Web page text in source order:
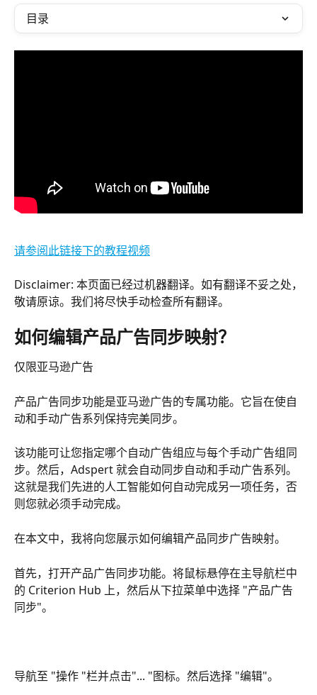
目录
请参阅此链接下的教程视频
Disclaimer: 本页面已经过机器翻译。如有翻译不妥之处，
敬请原谅。我们将尽快手动检查所有翻译。
如何编辑产品广告同步映射？
仅限亚马逊广告
产品广告同步功能是亚马逊广告的专属功能。它旨在使自
动和手动广告系列保持完美同步。
该功能可让您指定哪个自动广告组应与每个手动广告组同
步。然后，Adspert 就会自动同步自动和手动广告系列。
这就是我们先进的人工智能如何自动完成另一项任务，否
则您就必须手动完成。
在本文中，我将向您展示如何编辑产品同步广告映射。
首先，打开产品广告同步功能。将鼠标悬停在主导航栏中
的 Criterion Hub 上，然后从下拉菜单中选择 "产品广告
同步"。
导航至 "操作 "栏并点击"... "图标。然后选择 "编辑"。